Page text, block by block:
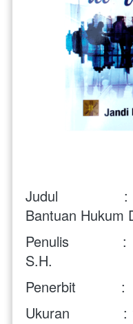
Judul                :
Bantuan Hukum
Penulis             :
S.H.
Penerbit           :
Ukuran             :